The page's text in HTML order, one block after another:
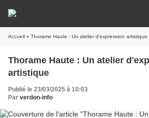
Accueil » Thorame Haute : Un atelier d'expression artistique
Thorame Haute : Un atelier
artistique
Publié le 23/03/2025 à 10:03
Par verdon-info